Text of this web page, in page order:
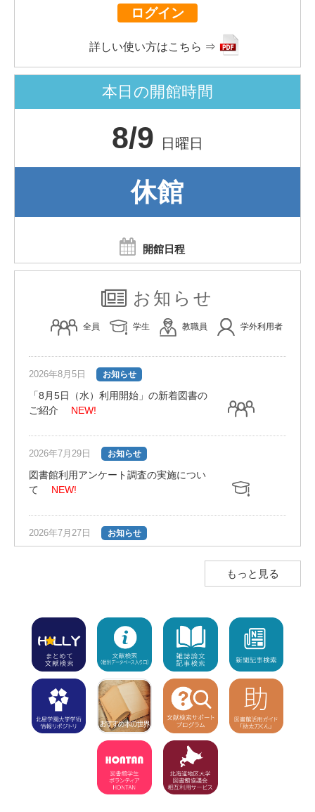
ログイン
詳しい使い方はこちら ⇒
本日の開館時間
8/9 日曜日
休館
開館日程
お知らせ
全員 学生 教職員 学外利用者
2026年8月5日 お知らせ
「8月5日（水）利用開始」の新着図書の
ご紹介
NEW!
2026年7月29日 お知らせ
図書館利用アンケート調査の実施につい
て
NEW!
2026年7月27日 お知らせ
図書館ボランティア団体「HONTAN」の
インスタグラムのお知らせ
NEW!
2026年7月23日 注意
学外利用者（高校生含む）の入館不可
【7/8～8/1】8/2（休館）、8/3から利用
お知らせ
もっと見る